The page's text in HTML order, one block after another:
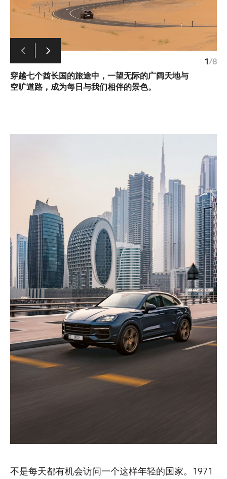
穿越七个酋长国的旅途中，一望无际的广阔天地与
空旷道路，成为每日与我们相伴的景色。
1/8
不是每天都有机会访问一个这样年轻的国家。1971